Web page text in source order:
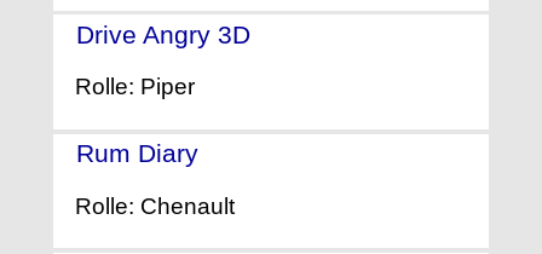
Drive Angry 3D
Rolle: Piper
Rum Diary
Rolle: Chenault